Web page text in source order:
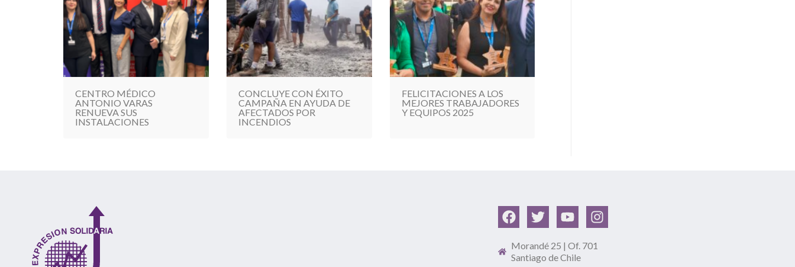
CENTRO MÉDICO
ANTONIO VARAS
RENUEVA SUS
INSTALACIONES
CONCLUYE CON ÉXITO
CAMPAÑA EN AYUDA DE
AFECTADOS POR
INCENDIOS
FELICITACIONES A LOS
MEJORES TRABAJADORES
Y EQUIPOS 2025
Morandé 25 | Of. 701
Santiago de Chile